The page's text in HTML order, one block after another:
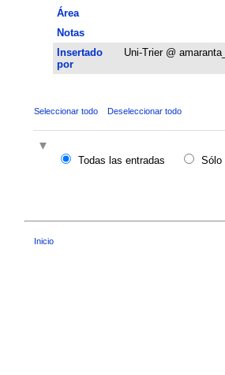
Área
Notas
Insertado
por
Uni-Trier @
Seleccionar todo Deseleccionar todo
Todas las entradas
Sólo
Inicio